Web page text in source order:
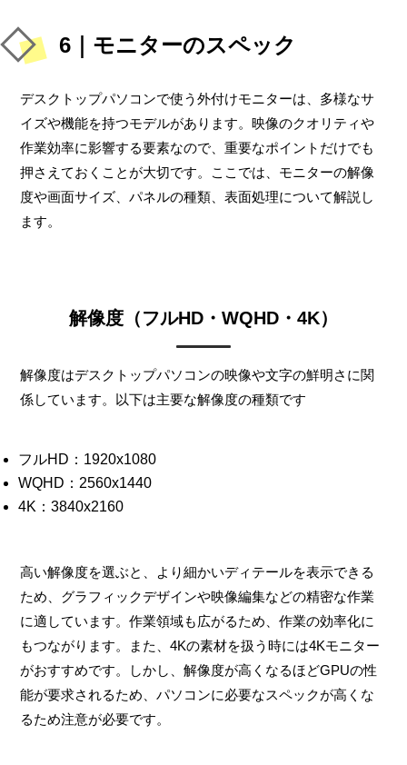
6｜モニターのスペック
デスクトップパソコンで使う外付けモニターは、多様なサ
イズや機能を持つモデルがあります。映像のクオリティや
作業効率に影響する要素なので、重要なポイントだけでも
押さえておくことが大切です。ここでは、モニターの解像
度や画面サイズ、パネルの種類、表面処理について解説し
ます。
解像度（フルHD・WQHD・4K）
解像度はデスクトップパソコンの映像や文字の鮮明さに関
係しています。以下は主要な解像度の種類です
フルHD：1920x1080
WQHD：2560x1440
4K：3840x2160
高い解像度を選ぶと、より細かいディテールを表示できる
ため、グラフィックデザインや映像編集などの精密な作業
に適しています。作業領域も広がるため、作業の効率化に
もつながります。また、4Kの素材を扱う時には4Kモニター
がおすすめです。しかし、解像度が高くなるほどGPUの性
能が要求されるため、パソコンに必要なスペックが高くな
るため注意が必要です。